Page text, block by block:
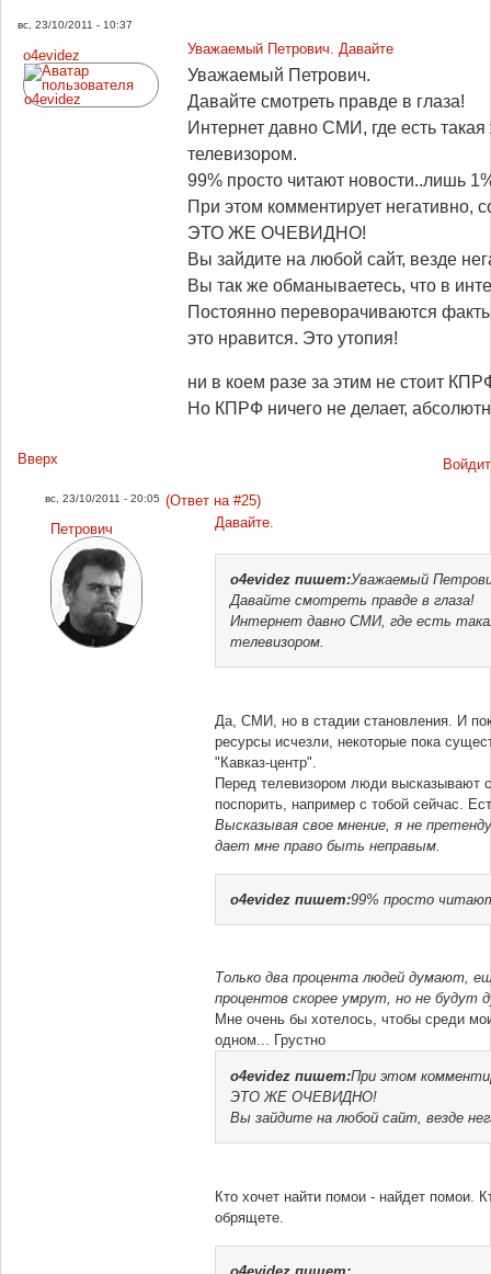
вс, 23/10/2011 - 10:37
o4evidez Уважаемый Петрович. Давайте
Уважаемый Петрович.
Давайте смотреть правде в глаза!
Интернет давно СМИ, где есть
телевизором.
99% просто читают новости..лишь
При этом комментирует негативно,
ЭТО ЖЕ ОЧЕВИДНО!
Вы зайдите на любой сайт, везде
Вы так же обманываетесь, что в
Постоянно переворачиваются
это нравится. Это утопия!
ни в коем разе за этим не стоит
Но КПРФ ничего не делает,
Вверх
вс, 23/10/2011 - 20:05 (Ответ на #25)
Петрович
Давайте.
o4evidez пишет:Уважаемый
Давайте смотреть правде в глаза!
Интернет давно СМИ, где есть
телевизором.
Да, СМИ, но в стадии становления. И
ресурсы исчезли, некоторые пока
"Кавказ-центр".
Перед телевизором люди высказывают
поспорить, например с тобой сейчас.
Высказывая свое мнение, я не
дает мне право быть неправым.
o4evidez пишет:99% просто
Только два процента людей думают,
процентов скорее умрут, но не будут
Мне очень бы хотелось, чтобы среди
одном... Грустно
o4evidez пишет:При этом
ЭТО ЖЕ ОЧЕВИДНО!
Вы зайдите на любой сайт, везде
Кто хочет найти помои - найдет помои.
обрящете.
o4evidez пишет: